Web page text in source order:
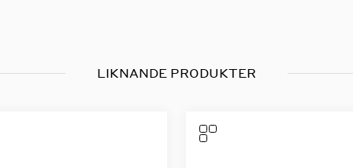
LIKNANDE PRODUKTER